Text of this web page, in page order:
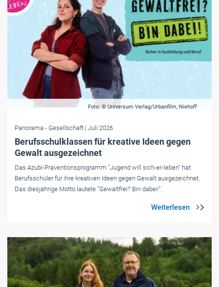
Foto: © Universum Verlag/Urbanfilm, Niehoff
Panorama - Gesellschaft | Juli 2026
Berufsschulklassen für kreative Ideen gegen
Gewalt ausgezeichnet
Das Azubi-Präventionsprogramm "Jugend will sich-er-leben" hat
Berufsschüler für ihre kreativen Ideen gegen Gewalt ausgezeichnet.
Das diesjährige Motto lautete "Gewaltfrei? Bin dabei!".